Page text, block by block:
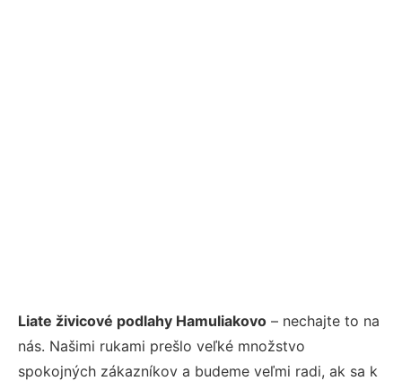
Liate živicové podlahy Hamuliakovo – nechajte to na
nás. Našimi rukami prešlo veľké množstvo
spokojných zákazníkov a budeme veľmi radi, ak sa k